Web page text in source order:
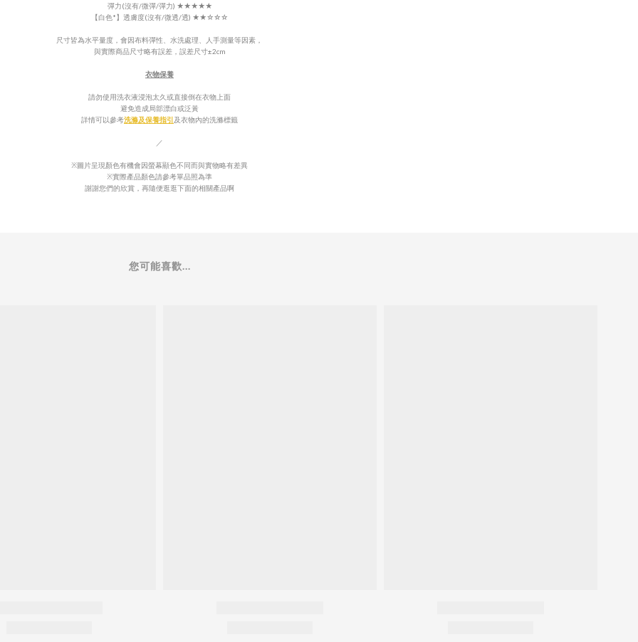
彈力(沒有/微彈/彈力) ★★★★★
【白色*】 透膚度(沒有/微透/透) ★★☆☆☆
尺寸皆為水平量度，會因布料彈性、水洗處理、人手測量等因素，
與實際商品尺寸略有誤差，誤差尺寸±2cm
衣物保養
請勿使用洗衣液浸泡太久或直接倒在衣物上面
避免造成局部漂白或泛黃
詳情可以參考洗滌及保養指引及衣物內的洗滌標籤
／
※圖片呈現顏色有機會因螢幕顯色不同而與實物略有差異
※實際產品顏色請參考單品照為準
謝謝您們的欣賞，再隨便逛逛下面的相關產品啊
您可能喜歡...